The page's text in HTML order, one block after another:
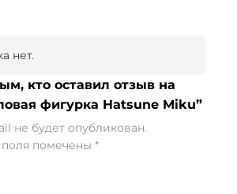
нет.
кто оставил отзыв на
фигурка Hatsune Miku”
не будет опубликован.
помечены *